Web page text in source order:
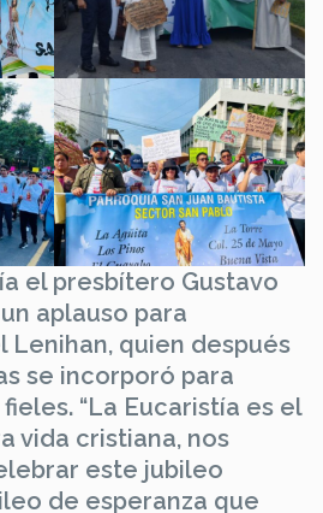
el presbítero Gustavo
aplauso para
Lenihan, quien después
se incorporó para
“La Eucaristía es el
vida cristiana, nos
este jubileo
de esperanza que